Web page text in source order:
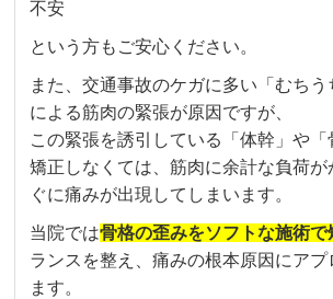
不安
という方もご安心ください。
また、交通事故のケガに多い「むち
による筋肉の緊張が原因ですが、
この緊張を誘引している「体幹」や
矯正しなくては、筋肉に余計な負荷が
ぐに痛みが出現してしまいます。
当院では骨格の歪みをソフトな施術で
ランスを整え、痛みの根本原因にアプ
ます。